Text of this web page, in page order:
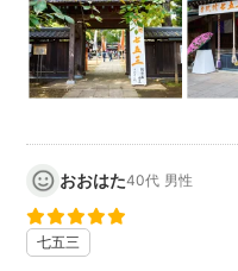
頂ければ撮影可否につい
スケジュールで撮影可能で
メッセージのやり取りを
撮影できかねる状況が発
撮影をご希望の際には、ご
速やかなご対応をおすすめ
おおはた40代 男性
七五三